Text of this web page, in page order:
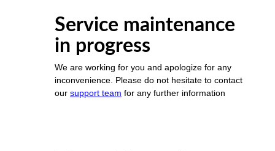
Service maintenance
in progress
We are working for you and apologize for any
inconvenience. Please do not hesitate to contact
our support team for any further information